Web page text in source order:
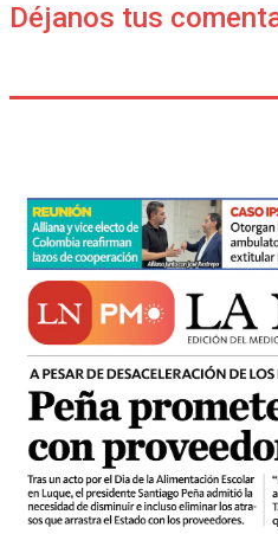
Déjanos tus